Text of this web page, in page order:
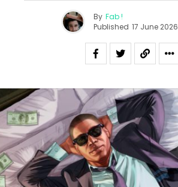
By Fab !
Published 17 June 2026